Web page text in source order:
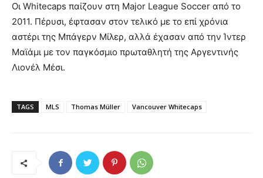
Οι Whitecaps παίζουν στη Major League Soccer από το
2011. Πέρυσι, έφτασαν στον τελικό με το επί χρόνια
αστέρι της Μπάγερν Μίλερ, αλλά έχασαν από την Ίντερ
Μαϊάμι με τον παγκόσμιο πρωταθλητή της Αργεντινής
Λιονέλ Μέσι.
TAGS MLS Thomas Müller Vancouver Whitecaps